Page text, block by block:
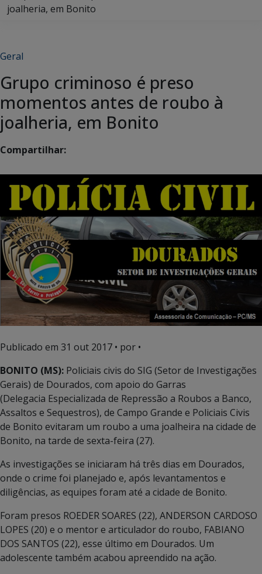
joalheria, em Bonito
Geral
Grupo criminoso é preso
momentos antes de roubo à
joalheria, em Bonito
Compartilhar:
Publicado em 31 out 2017 • por •
BONITO (MS): Policiais civis do SIG (Setor de Investigações
Gerais) de Dourados, com apoio do Garras
(Delegacia Especializada de Repressão a Roubos a Banco,
Assaltos e Sequestros), de Campo Grande e Policiais Civis
de Bonito evitaram um roubo a uma joalheira na cidade de
Bonito, na tarde de sexta-feira (27).
As investigações se iniciaram há três dias em Dourados,
onde o crime foi planejado e, após levantamentos e
diligências, as equipes foram até a cidade de Bonito.
Foram presos ROEDER SOARES (22), ANDERSON CARDOSO
LOPES (20) e o mentor e articulador do roubo, FABIANO
DOS SANTOS (22), esse último em Dourados. Um
adolescente também acabou apreendido na ação.